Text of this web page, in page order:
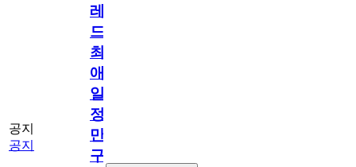
공지
공지
레
드]
최
애
일
정
만
구